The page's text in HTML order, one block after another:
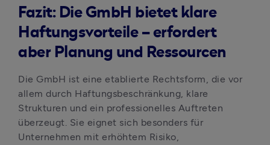
Fazit: Die GmbH bietet klare
Haftungsvorteile – erfordert
aber Planung und Ressourcen
Die GmbH ist eine etablierte Rechtsform, die vor
allem durch Haftungsbeschränkung, klare
Strukturen und ein professionelles Auftreten
überzeugt. Sie eignet sich besonders für
Unternehmen mit erhöhtem Risiko,